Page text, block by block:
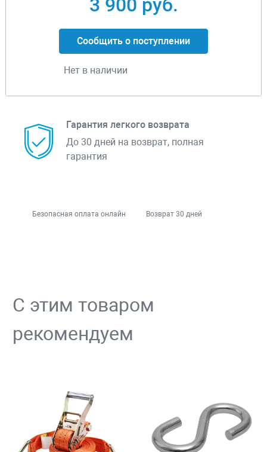
3 900 руб.
Сообщить о поступлении
Нет в наличии
Гарантия легкого возврата
До 30 дней на возврат, полная
гарантия
Безопасная оплата онлайн Возврат 30 дней
С этим товаром
рекомендуем